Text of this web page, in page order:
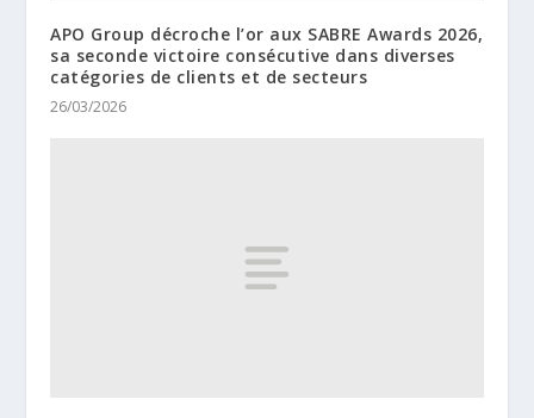
APO Group décroche l’or aux SABRE Awards 2026,
sa seconde victoire consécutive dans diverses
catégories de clients et de secteurs
26/03/2026